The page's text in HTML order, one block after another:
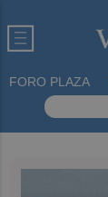
FORO PLAZA